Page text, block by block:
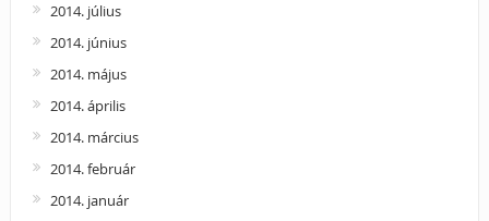
2014. július
2014. június
2014. május
2014. április
2014. március
2014. február
2014. január